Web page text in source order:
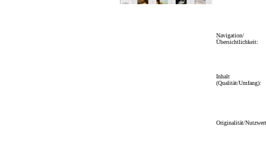
Navigation/
Übersichtlichkeit:
Inhalt
(Qualität/Umfang):
Originalität/